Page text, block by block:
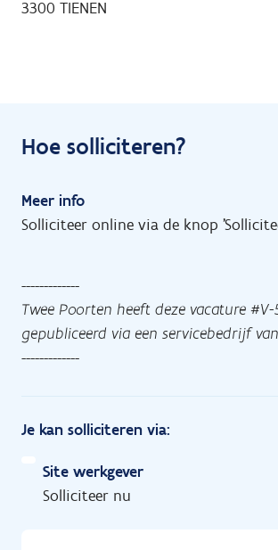
3300 TIENEN
Hoe solliciteren?
Meer info
Solliciteer online via de knop
-------------
Twee Poorten heeft deze vacature #V-
gepubliceerd via een servicebedrijf
-------------
Je kan solliciteren via:
Site werkgever
Solliciteer nu